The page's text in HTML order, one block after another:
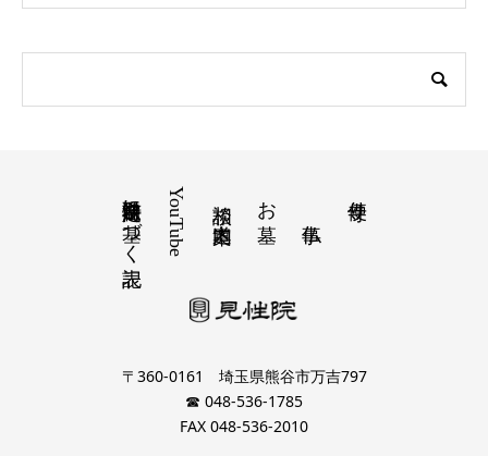
寺便り
お墓
YouTube
特定商取引法に基づく表記
〒360-0161 埼玉県熊谷市万吉797
☎ 048-536-1785
FAX 048-536-2010